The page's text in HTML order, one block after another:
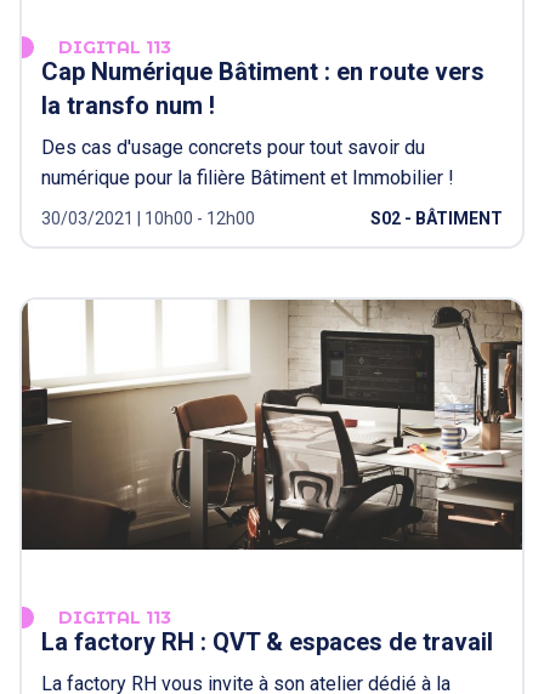
DIGITAL 113
Cap Numérique Bâtiment : en route vers
la transfo num !
Des cas d'usage concrets pour tout savoir du
numérique pour la filière Bâtiment et Immobilier !
30/03/2021 | 10h00 - 12h00 S02 - BÂTIMENT
DIGITAL 113
La factory RH : QVT & espaces de travail
La factory RH vous invite à son atelier dédié à la